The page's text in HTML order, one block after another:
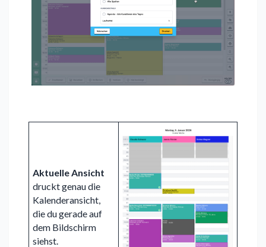
Aktuelle Ansicht
druckt genau die
Kalenderansicht,
die du gerade auf
dem Bildschirm
siehst.